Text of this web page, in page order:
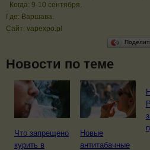
Когда: 9-10 сентября.
Где: Варшава.
Сайт: vapexpo.pl
Новости по теме
Что запрещено
курить в
Новые
антитабачные